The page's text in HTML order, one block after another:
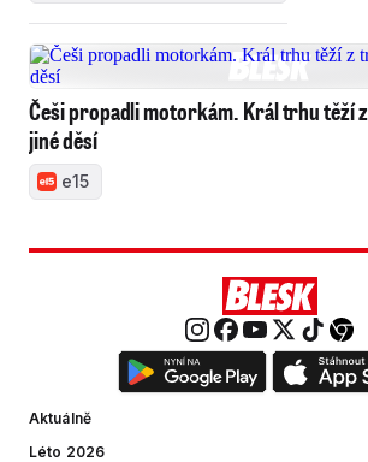
Češi propadli motorkám. Král trhu těží
jiné děsí
e15
Aktuálně
Léto 2026